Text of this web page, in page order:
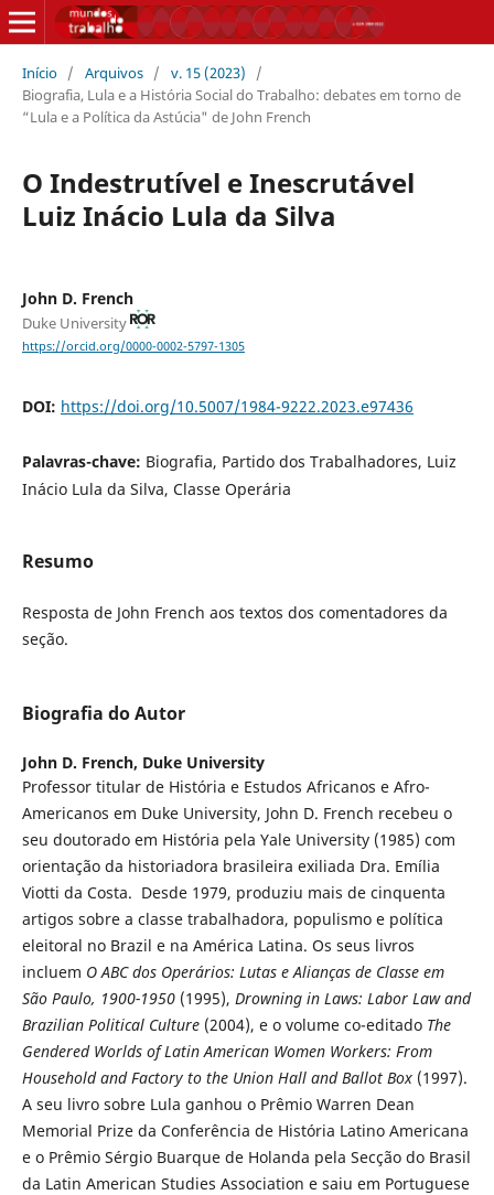
Início / Arquivos / v. 15 (2023)
/
Biografia, Lula e a História Social do Trabalho: debates em torno de
“Lula e a Política da Astúcia" de John French
O Indestrutível e Inescrutável
Luiz Inácio Lula da Silva
John D. French
Duke University
https://orcid.org/0000-0002-5797-1305
DOI: https://doi.org/10.5007/1984-9222.2023.e97436
Palavras-chave: Biografia, Partido dos Trabalhadores, Luiz
Inácio Lula da Silva, Classe Operária
Resumo
Resposta de John French aos textos dos comentadores da
seção.
Biografia do Autor
John D. French, Duke University
Professor titular de História e Estudos Africanos e Afro-
Americanos em Duke University, John D. French recebeu o
seu doutorado em História pela Yale University (1985) com
orientação da historiadora brasileira exiliada Dra. Emília
Viotti da Costa. Desde 1979, produziu mais de cinquenta
artigos sobre a classe trabalhadora, populismo e política
eleitoral no Brazil e na América Latina. Os seus livros
incluem O ABC dos Operários: Lutas e Alianças de Classe em
São Paulo, 1900-1950 (1995), Drowning in Laws: Labor Law and
Brazilian Political Culture (2004), e o volume co-editado The
Gendered Worlds of Latin American Women Workers: From
Household and Factory to the Union Hall and Ballot Box(1997).
A seu livro sobre Lula ganhou o Prêmio Warren Dean
Memorial Prize da Conferência de História Latino Americana
e o Prêmio Sérgio Buarque de Holanda pela Secção do Brasil
da Latin American Studies Association e saiu em Portuguese